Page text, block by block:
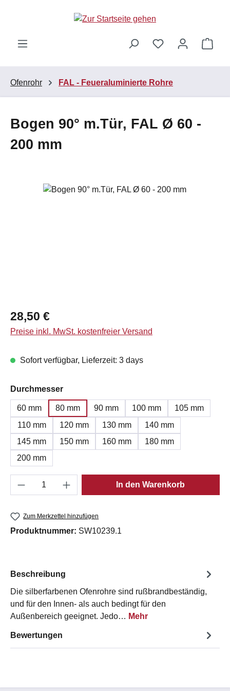
Zum Hauptinhalt springen
Ofenrohr FAL - Feueraluminierte Rohre
Bogen 90° m.Tür, FAL Ø 60 -
200 mm
Bildergalerie überspringen
Regulärer Preis:
28,50 €
Preise inkl. MwSt. kostenfreier Versand
Sofort verfügbar, Lieferzeit: 3 days
Durchmesserauswählen
60 mm 80 mm 90 mm 100 mm
105 mm
110 mm
120 mm 130 mm
140 mm
145 mm
150 mm 160 mm
180 mm
200 mm
Produkt Anzahl: Gib den gewünschten
In den Warenkorb
Zum Merkzettel hinzufügen
Produktnummer: SW10239.1
Beschreibung
Die silberfarbenen Ofenrohre sind rußbrandbeständig,
und für den Innen- als auch bedingt für den
Außenbereich geeignet. Jedo… Mehr
Bewertungen